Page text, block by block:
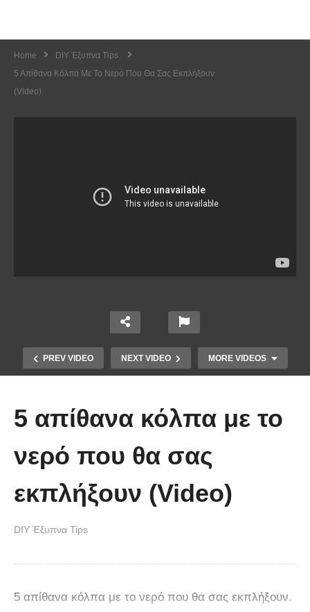
Home
DIY Έξυπνα Tips
5 Απίθανα Κόλπα Με Το Νερό Που Θα Σας Εκπλήξουν
(Video)
PREV VIDEO NEXT VIDEO MORE VIDEOS
λουλούδια στο βάζο.
5 απίθανα κόλπα με το
νερό που θα σας
εκπλήξουν (Video)
DIY Έξυπνα Tips
5 απίθανα κόλπα με το νερό που θα σας εκπλήξουν.